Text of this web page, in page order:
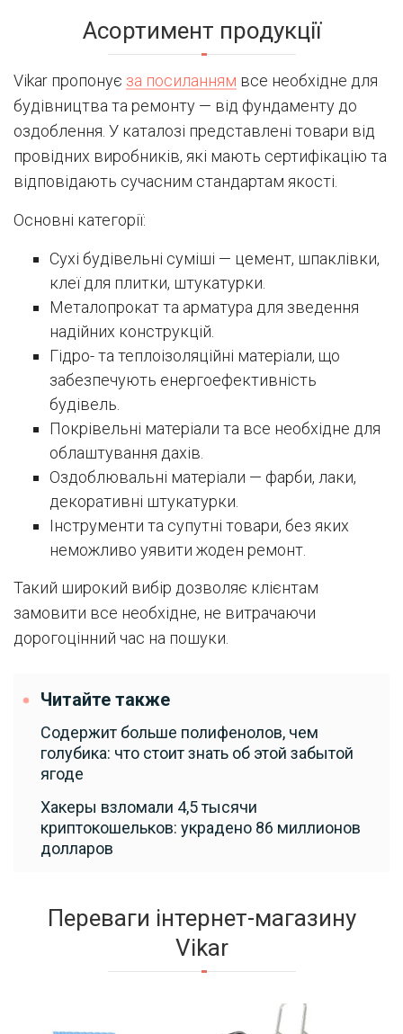
Асортимент продукції
Vikar пропонує за посиланням все необхідне для
будівництва та ремонту — від фундаменту до
оздоблення. У каталозі представлені товари від
провідних виробників, які мають сертифікацію та
відповідають сучасним стандартам якості.
Основні категорії:
Сухі будівельні суміші — цемент, шпаклівки,
клеї для плитки, штукатурки.
Металопрокат та арматура для зведення
надійних конструкцій.
Гідро- та теплоізоляційні матеріали, що
забезпечують енергоефективність
будівель.
Покрівельні матеріали та все необхідне для
облаштування дахів.
Оздоблювальні матеріали — фарби, лаки,
декоративні штукатурки.
Інструменти та супутні товари, без яких
неможливо уявити жоден ремонт.
Такий широкий вибір дозволяє клієнтам
замовити все необхідне, не витрачаючи
дорогоцінний час на пошуки.
Читайте также
Содержит больше полифенолов, чем
голубика: что стоит знать об этой забытой
ягоде
Хакеры взломали 4,5 тысячи
криптокошельков: украдено 86 миллионов
долларов
Переваги інтернет-магазину
Vikar